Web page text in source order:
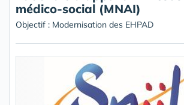
médico-social (MNAI)
Objectif : Modernisation des EHPAD